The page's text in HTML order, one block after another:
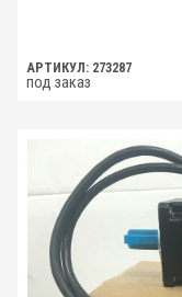
АРТИКУЛ: 273287
под заказ